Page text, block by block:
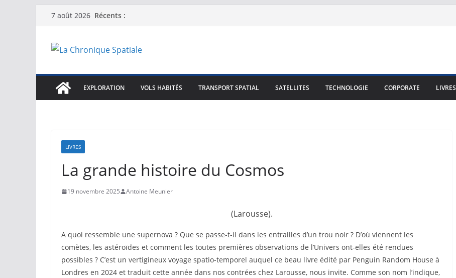
Passer7 août 2026 Récents :
EXPLORATION VOLS HABITÉS TRANSPORT SPATIAL SATELLITES TECHNOLOGIE CORPORATE LIVRES
LIVRES
La grande histoire du Cosmos
19 novembre 2025 Antoine Meunier
(Larousse).
A quoi ressemble une supernova ? Que se passe-t-il dans les entrailles d’un trou noir ? D’où viennent les
comètes, les astéroïdes et comment les toutes premières observations de l’Univers ont-elles été rendues
possibles ? C’est un vertigineux voyage spatio-temporel auquel ce beau livre édité par Penguin Random House à
Londres en 2024 et traduit cette année dans nos contrées chez Larousse, nous invite. Comme son nom l’indique,